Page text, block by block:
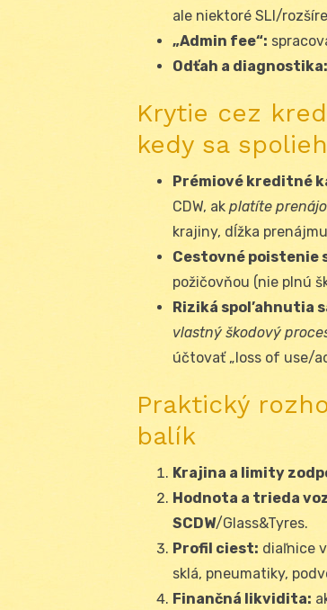
ale niektoré SLI/
„Admin fee“:
Odťah a diagnostika:
Krytie cez
kedy sa
Prémiové kreditné
CDW, ak platíte
krajiny, dĺžka
Cestovné poistenie
požičovňou (nie plnú
Riziká spol’ahnutia
vlastný škodový
účtovať „loss of use/
Praktický
balík
Krajina a limity
Hodnota a trieda
SCDW/Glass&Tyres.
Profil ciest: diaľnice
sklá, pneumatiky,
Finančná likvidita: